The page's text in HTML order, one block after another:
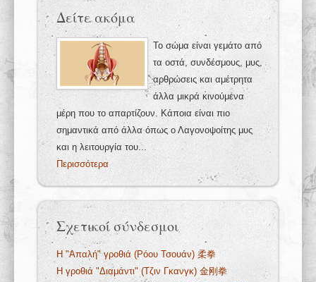
Δείτε ακόμα
Το σώμα είναι γεμάτο από
τα οστά, συνδέσμους, μυς,
αρθρώσεις και αμέτρητα
άλλα μικρά κινούμενα
μέρη που το απαρτίζουν. Κάποια είναι πιο
σημαντικά από άλλα όπως ο Λαγονοψοίτης μυς
και η λειτουργία του...
Περισσότερα
Σχετικοί σύνδεσμοι
Η "Απαλή" γροθιά (Ρόου Τσουάν) 柔拳
Η γροθιά "Διαμάντι" (Τζιν Γκανγκ) 金刚拳